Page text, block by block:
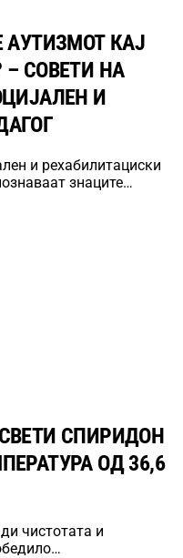
АУТИЗМОТ КАЈ
СОВЕТИ НА
И
и рехабилитациски
знаците…
СПИРИДОН
ОД 36,6
чистотата и